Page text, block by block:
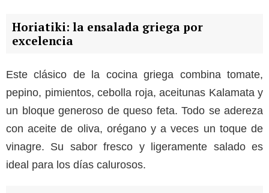
Horiatiki: la ensalada griega por
excelencia
Este clásico de la cocina griega combina tomate,
pepino, pimientos, cebolla roja, aceitunas Kalamata y
un bloque generoso de queso feta. Todo se adereza
con aceite de oliva, orégano y a veces un toque de
vinagre. Su sabor fresco y ligeramente salado es
ideal para los días calurosos.